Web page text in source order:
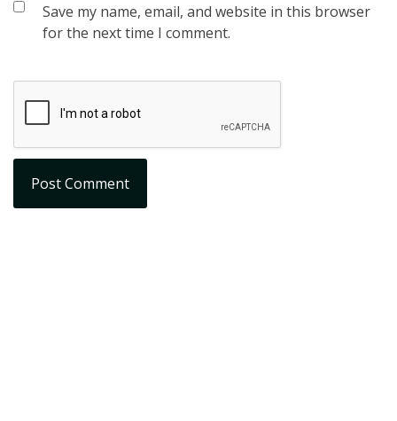
Save my name, email, and website in this browser
for the next time I comment.